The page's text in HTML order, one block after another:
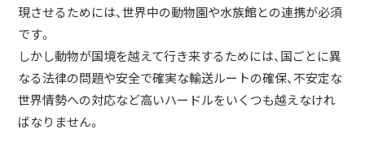
現させるためには、世界中の動物園や水族館との連携が必須
です。
しかし動物が国境を越えて行き来するためには、国ごとに異
なる法律の問題や安全で確実な輸送ルートの確保、不安定な
世界情勢への対応など高いハードルをいくつも越えなけれ
ばなりません。